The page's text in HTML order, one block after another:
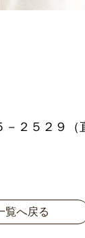
２５２９
覧へ戻る